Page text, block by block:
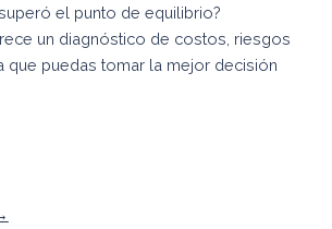
el punto de equilibrio?
un diagnóstico de costos, riesgos
que puedas tomar la mejor decisión